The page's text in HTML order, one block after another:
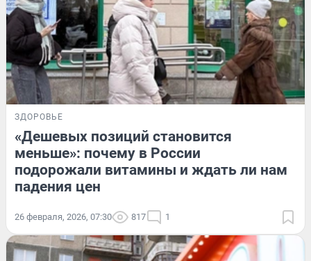
ЗДОРОВЬЕ
«Дешевых позиций становится
меньше»: почему в России
подорожали витамины и ждать ли нам
падения цен
26 февраля, 2026, 07:30 817 1